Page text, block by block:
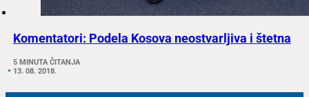
Komentatori: Podela Kosova neostvarljiva i štetna
5 MINUTA ČITANJA
13. 08. 2018.